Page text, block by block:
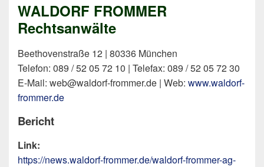
WALDORF FROMMER
Rechtsanwälte
Beethovenstraße 12 | 80336 München
Telefon: 089 / 52 05 72 10 | Telefax: 089 / 52 05 72 30
E-Mail: web@waldorf-frommer.de | Web: www.waldorf-
frommer.de
Bericht
Link:
https://news.waldorf-frommer.de/waldorf-frommer-ag-